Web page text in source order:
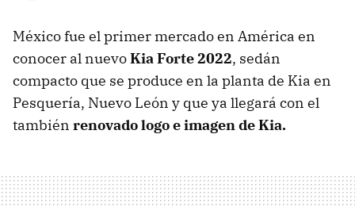
México fue el primer mercado en América en
conocer al nuevoKia Forte 2022, sedán
compacto que se produce en la planta de Kia en
Pesquería, Nuevo León y que ya llegará con el
también renovado logo e imagen de Kia.